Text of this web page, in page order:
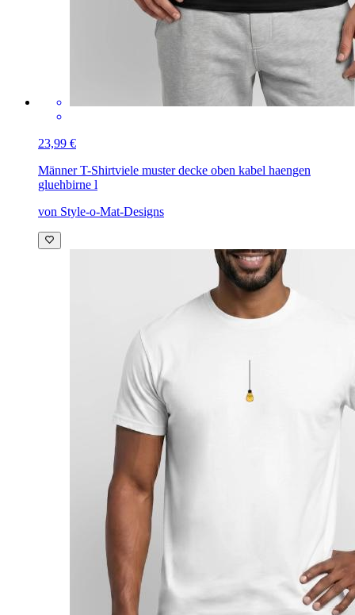
23,99 €
Männer T-Shirtviele muster decke oben kabel haengen
gluehbirne l
von Style-o-Mat-Designs